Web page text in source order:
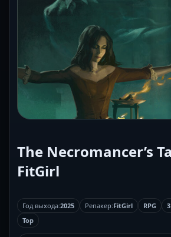
The Necromancer’s
FitGirl
Год выхода:2025 Репакер:FitGirl RPG
Top